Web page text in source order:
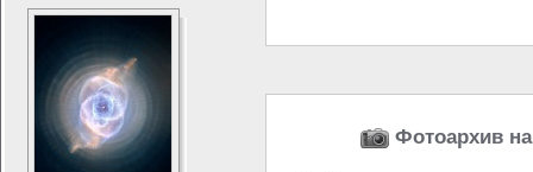
Фотоархив